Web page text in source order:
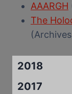
AAARGH
The
2018
2017